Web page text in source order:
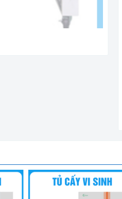
phòng thí nghiệm hoặc
bằng thép không gỉ.